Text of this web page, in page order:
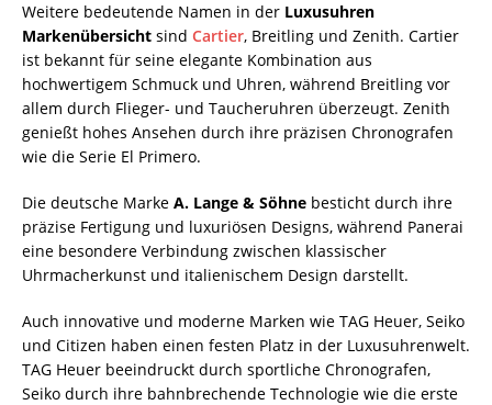
Weitere bedeutende Namen in der Luxusuhren
Markenübersicht sind Cartier, Breitling und Zenith. Cartier
ist bekannt für seine elegante Kombination aus
hochwertigem Schmuck und Uhren, während Breitling vor
allem durch Flieger- und Taucheruhren überzeugt. Zenith
genießt hohes Ansehen durch ihre präzisen Chronografen
wie die Serie El Primero.
Die deutsche Marke A. Lange & Söhne besticht durch ihre
präzise Fertigung und luxuriösen Designs, während Panerai
eine besondere Verbindung zwischen klassischer
Uhrmacherkunst und italienischem Design darstellt.
Auch innovative und moderne Marken wie TAG Heuer, Seiko
und Citizen haben einen festen Platz in der Luxusuhrenwelt.
TAG Heuer beeindruckt durch sportliche Chronografen,
Seiko durch ihre bahnbrechende Technologie wie die erste